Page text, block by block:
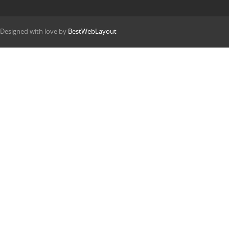
Designed with love by BestWebLayout